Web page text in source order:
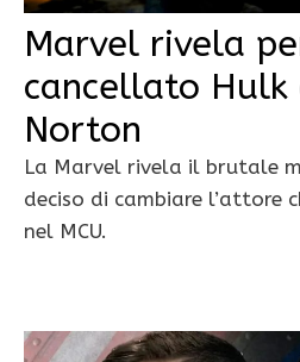
Marvel rivela
cancellato Hulk
Norton
La Marvel rivela il brutale
deciso di cambiare l’attore
nel MCU.